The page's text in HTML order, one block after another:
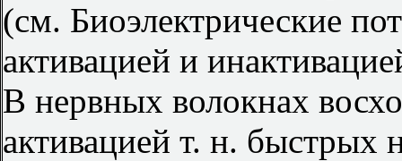
(см. Биоэлектрические
активацией и
В нервных волокнах
активацией т. н. быстрых